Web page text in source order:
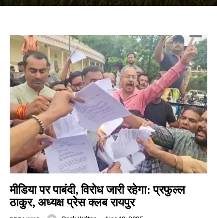
मीडिया पर पाबंदी, विरोध जारी रहेगा: प्रफुल्ल
ठाकुर, अध्यक्ष प्रेस क्लब रायपुर